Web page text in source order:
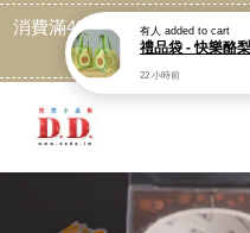
消費滿499免運喔, 記得加
您的購物